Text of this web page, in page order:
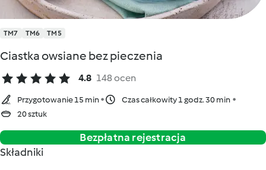
TM7 TM6 TM5
Ciastka owsiane bez pieczenia
4.8 148 ocen
Przygotowanie 15 min
Czas całkowity 1 godz. 30 min
20 sztuk
Bezpłatna rejestracja
Składniki